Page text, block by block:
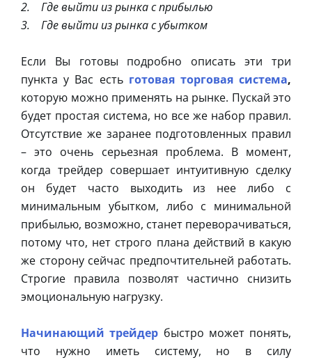
2. Где выйти из рынка с прибылью
3. Где выйти из рынка с убытком
Если Вы готовы подробно описать эти три
пункта у Вас есть готовая торговая система,
которую можно применять на рынке. Пускай это
будет простая система, но все же набор правил.
Отсутствие же заранее подготовленных правил
– это очень серьезная проблема. В момент,
когда трейдер совершает интуитивную сделку
он будет часто выходить из нее либо с
минимальным убытком, либо с минимальной
прибылью, возможно, станет переворачиваться,
потому что, нет строго плана действий в какую
же сторону сейчас предпочтительней работать.
Строгие правила позволят частично снизить
эмоциональную нагрузку.
Начинающий трейдер быстро может понять,
что нужно иметь систему, но в силу